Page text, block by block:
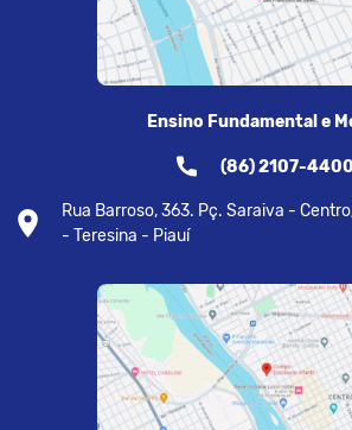
Ensino Fundamental e
(86) 2107-4400
Rua Barroso, 363. Pç. Saraiva -
- Teresina - Piauí